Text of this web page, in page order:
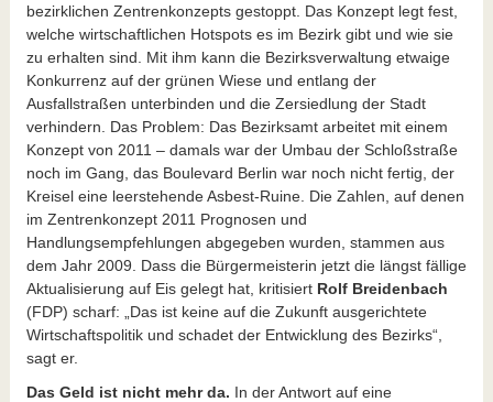
bezirklichen Zentrenkonzepts gestoppt. Das Konzept legt fest,
welche wirtschaftlichen Hotspots es im Bezirk gibt und wie sie
zu erhalten sind. Mit ihm kann die Bezirksverwaltung etwaige
Konkurrenz auf der grünen Wiese und entlang der
Ausfallstraßen unterbinden und die Zersiedlung der Stadt
verhindern. Das Problem: Das Bezirksamt arbeitet mit einem
Konzept von 2011 – damals war der Umbau der Schloßstraße
noch im Gang, das Boulevard Berlin war noch nicht fertig, der
Kreisel eine leerstehende Asbest-Ruine. Die Zahlen, auf denen
im Zentrenkonzept 2011 Prognosen und
Handlungsempfehlungen abgegeben wurden, stammen aus
dem Jahr 2009. Dass die Bürgermeisterin jetzt die längst fällige
Aktualisierung auf Eis gelegt hat, kritisiert Rolf Breidenbach
(FDP) scharf: „ Das ist keine auf die Zukunft ausgerichtete
Wirtschaftspolitik und schadet der Entwicklung des Bezirks“,
sagt er.
Das Geld ist nicht mehr da. In der Antwort auf eine